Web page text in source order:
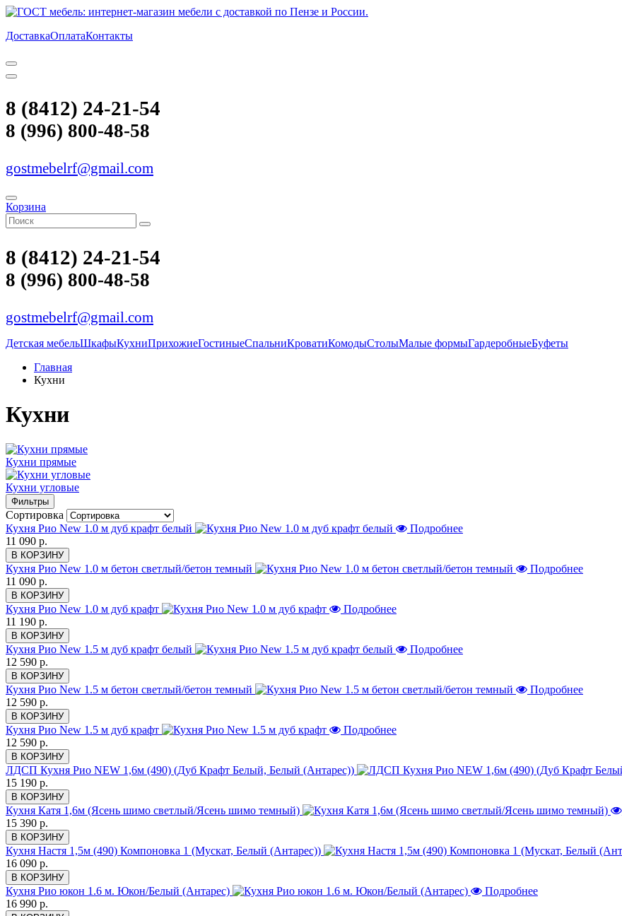
ДоставкаОплатаКонтакты
8 (8412) 24-21-54
8 (996) 800-48-58
gostmebelrf@gmail.com
Корзина
8 (8412) 24-21-54
8 (996) 800-48-58
gostmebelrf@gmail.com
Детская мебельШкафыКухниПрихожиеГостиныеСпальниКроватиКомодыСтолыМалые формыГардеробныеБуфеты
Главная
Кухни
Кухни
Кухни прямые
Кухни угловые
Фильтры
Сортировка
Кухня Рио New 1.0 м дуб крафт белый
Подробнее
11 090 р.
В КОРЗИНУ
Кухня Рио New 1.0 м бетон светлый/бетон темный
Подробнее
11 090 р.
В КОРЗИНУ
Кухня Рио New 1.0 м дуб крафт
Подробнее
11 190 р.
В КОРЗИНУ
Кухня Рио New 1.5 м дуб крафт белый
Подробнее
12 590 р.
В КОРЗИНУ
Кухня Рио New 1.5 м бетон светлый/бетон темный
Подробнее
12 590 р.
В КОРЗИНУ
Кухня Рио New 1.5 м дуб крафт
Подробнее
12 590 р.
В КОРЗИНУ
ЛДСП Кухня Рио NEW 1,6м (490) (Дуб Крафт Белый, Белый (Антарес))
15 190 р.
В КОРЗИНУ
Кухня Катя 1,6м (Ясень шимо светлый/Ясень шимо темный)
15 390 р.
В КОРЗИНУ
Кухня Настя 1,5м (490) Компоновка 1 (Мускат, Белый (Антарес))
16 090 р.
В КОРЗИНУ
Кухня Рио юкон 1.6 м. Юкон/Белый (Антарес)
Подробнее
16 990 р.